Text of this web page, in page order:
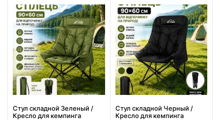
Стул складной Зеленый /
Кресло для кемпинга
Стул складной Черный /
Кресло для кемпинга